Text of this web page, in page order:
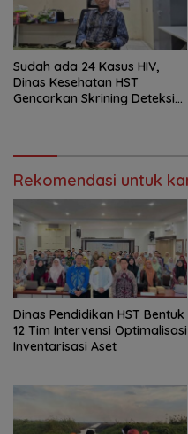
Sudah ada 24 Kasus HIV,
Dinas Kesehatan HST
Gencarkan Skrining Deteksi
Rekomendasi untuk
Dinas Pendidikan HST Bentuk
12 Tim Intervensi Optimalisasi
Inventarisasi Aset